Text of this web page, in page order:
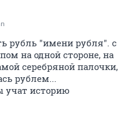
рубль "имени рубля". с
на одной стороне, на
серебряной палочки,
рублем...
учат историю